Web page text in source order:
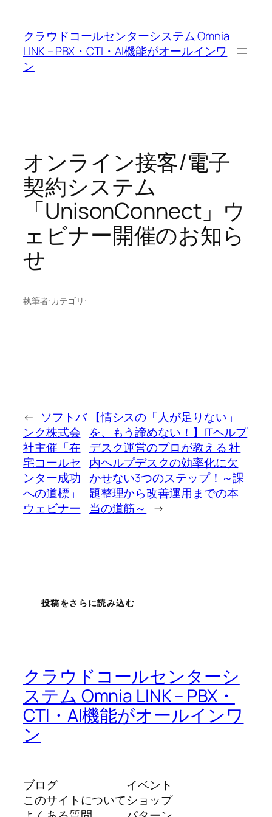
クラウドコールセンターシステム Omnia
LINK – PBX・CTI・AI機能がオールインワ
ン
オンライン接客/電子
契約システム
「UnisonConnect」ウ
ェビナー開催のお知ら
せ
執筆者:カテゴリ:
← ソフトバ
ンク株式会
社主催「在
宅コールセ
ンター成功
への道標」
ウェビナー
【情シスの「人が足りない」
を、もう諦めない！】ITヘルプ
デスク運営のプロが教える 社
内ヘルプデスクの効率化に欠
かせない3つのステップ！～課
題整理から改善運用までの本
当の道筋～
→
投稿をさらに読み込む
クラウドコールセンターシ
ステム Omnia LINK – PBX・
CTI・AI機能がオールインワ
ン
ブログ
このサイトについて
イベント
ショップ